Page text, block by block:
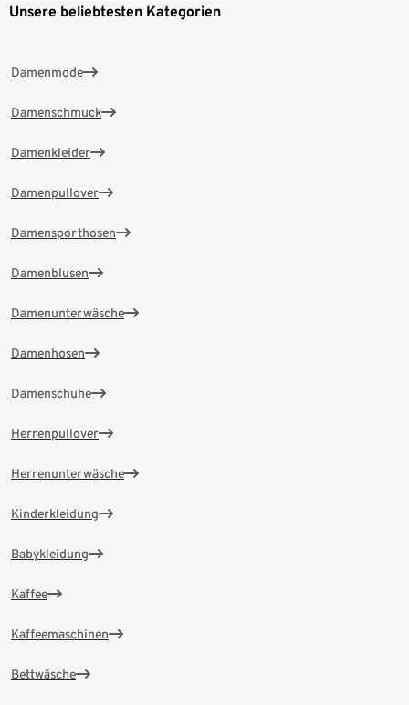
Unsere beliebtesten Kategorien
Damenmode
Damenschmuck
Damenkleider
Damenpullover
Damensporthosen
Damenblusen
Damenunterwäsche
Damenhosen
Damenschuhe
Herrenpullover
Herrenunterwäsche
Kinderkleidung
Babykleidung
Kaffee
Kaffeemaschinen
Bettwäsche